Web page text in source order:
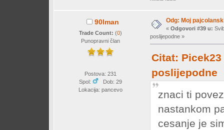
90lman
Trade Count: (0)
Punopravni član
Postova: 231
Spol:
Dob: 29
Lokacija: pancevo
Odg: Moj
« Odgovori #39 u:
poslijepodne »
Citat: Picek23
poslijepodne
znaci ti
nastankom
cesanje je